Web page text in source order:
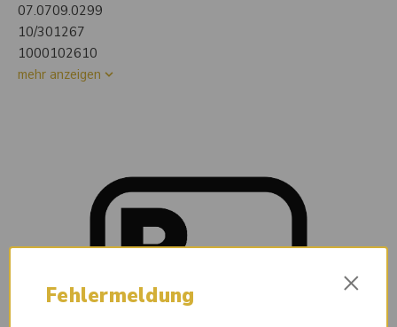
07.0709.0299
10/301267
1000102610
mehr anzeigen
Fehlermeldung ×